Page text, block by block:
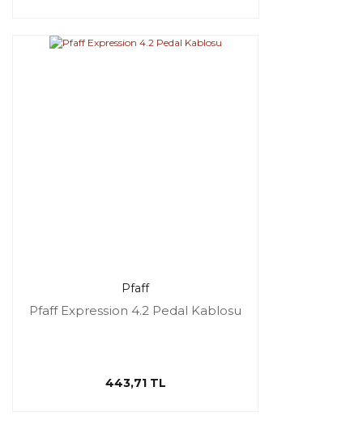
Pfaff
Pfaff Expression 4.2 Pedal Kablosu
443,71 TL